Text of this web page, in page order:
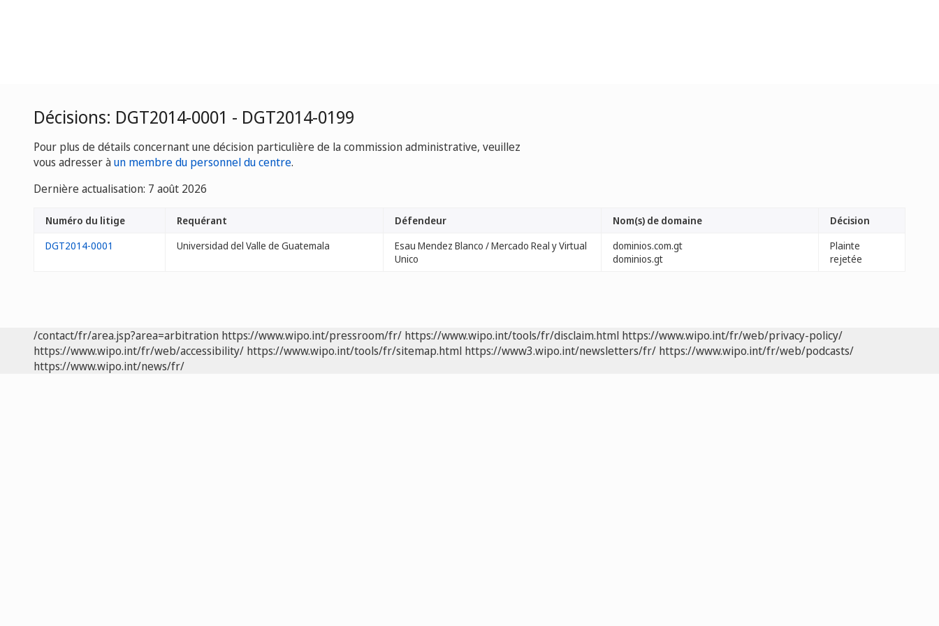
Décisions: DGT2014-0001 - DGT2014-0199
Pour plus de détails concernant une décision particulière de la commission administrative, veuillez
vous adresser àun membre du personnel du centre.
Dernière actualisation: 7 août 2026
Numéro du litige Requérant Défendeur Nom(s) de domaine
Décision
DGT2014-0001
Universidad del Valle de Guatemala
Esau Mendez Blanco / Mercado Real y Virtual
Unico
dominios.com.gt
dominios.gt
Plainte
rejetée
/contact/fr/area.jsp?area=arbitration https://www.wipo.int/pressroom/fr/ https://www.wipo.int/tools/fr/disclaim.html https://www.wipo.int/fr/web/privacy-policy/
https://www.wipo.int/fr/web/accessibility/ https://www.wipo.int/tools/fr/sitemap.html https://www3.wipo.int/newsletters/fr/ https://www.wipo.int/fr/web/podcasts/
https://www.wipo.int/news/fr/